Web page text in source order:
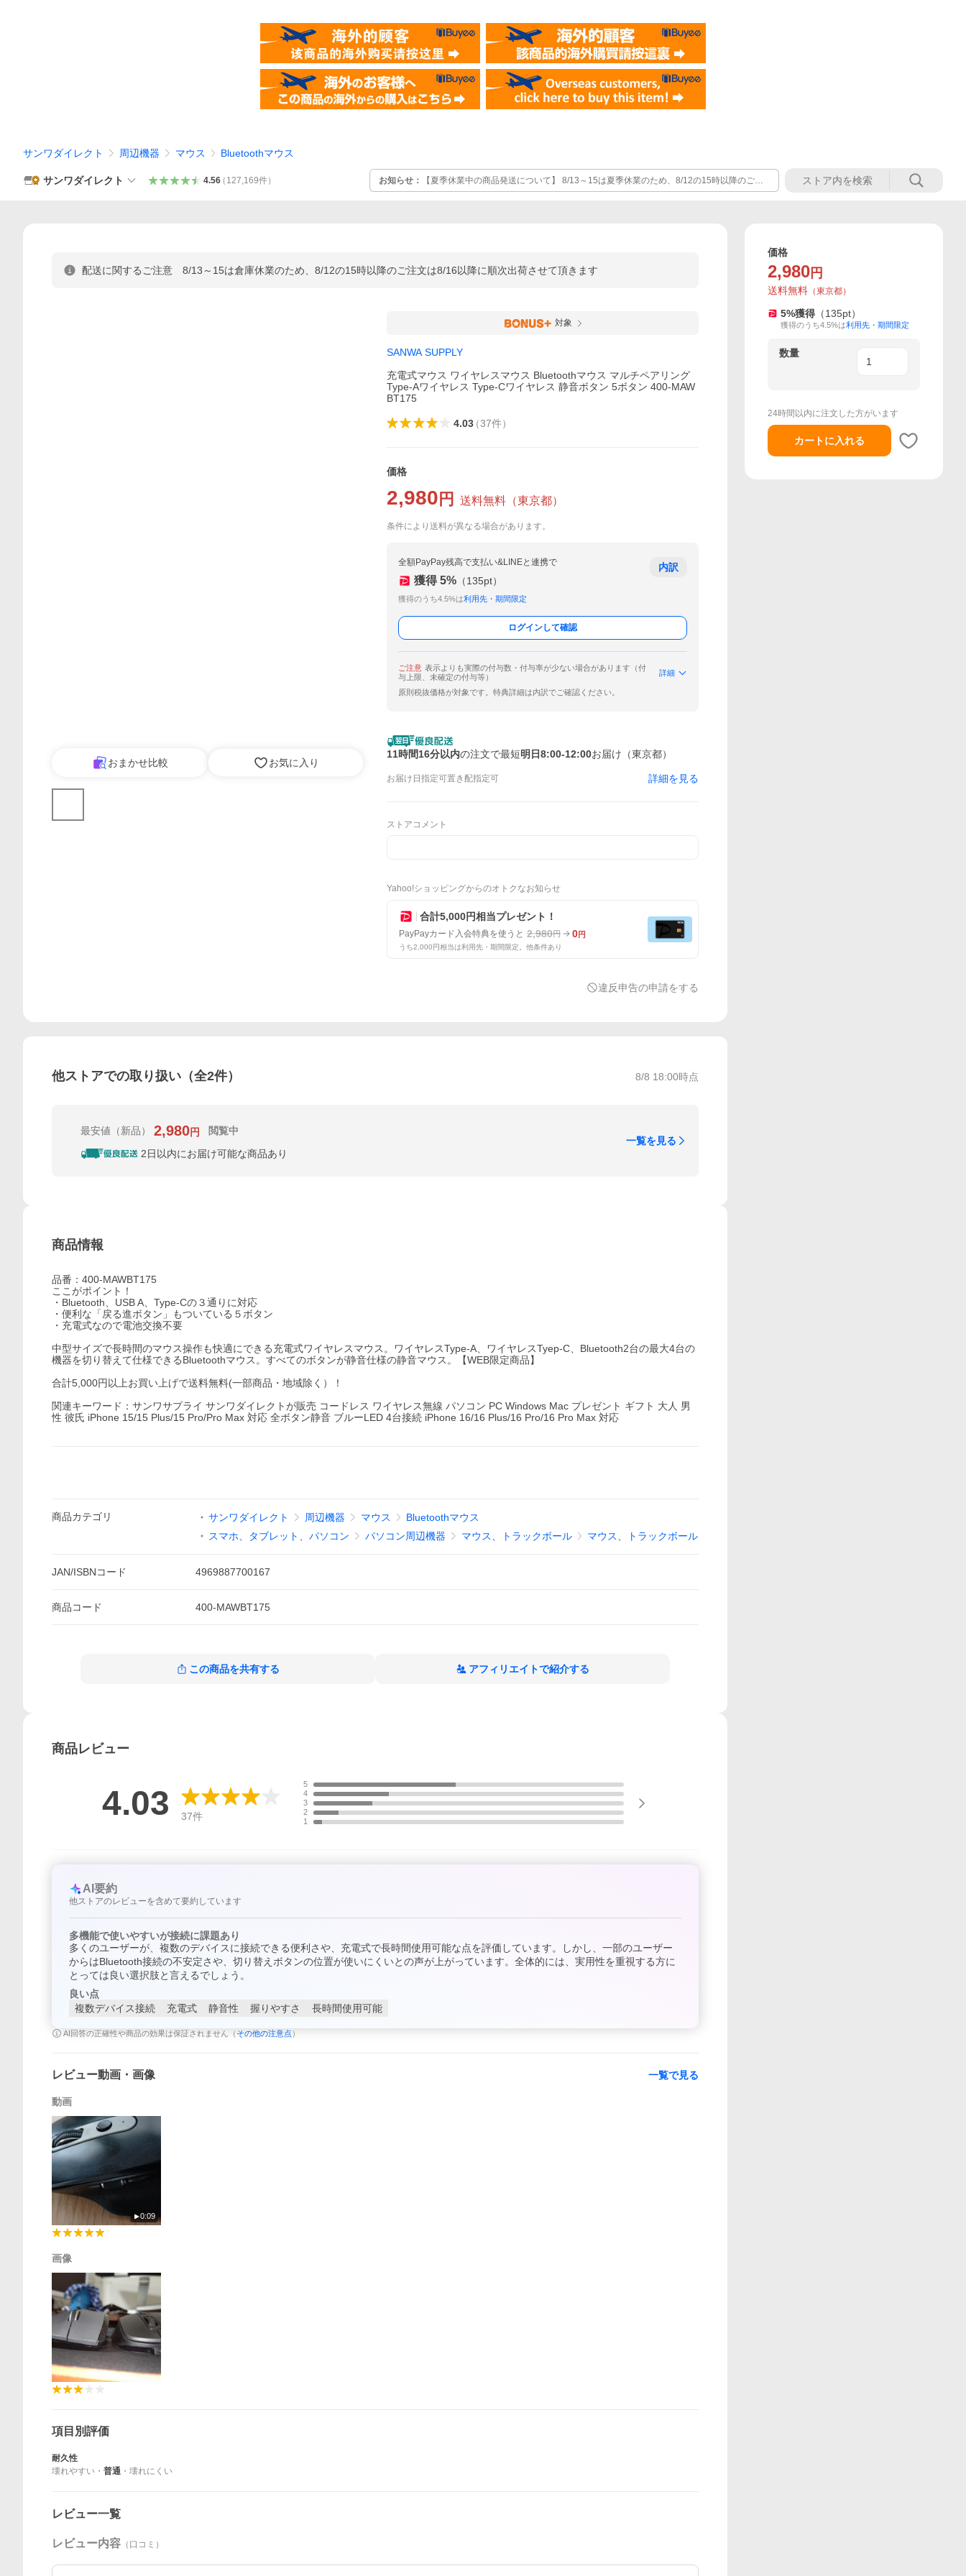
サンワダイレクト 周辺機器 マウス Bluetoothマウス
サンワダイレクト 4.56（ 127,169件） お知らせ：
【夏季休業中の商品発送について】 8/13～15は夏季休業のため、8/12の15時以降のご注
文は、8/16以降に順次出荷させて頂きます 何卒ご了承くださいますようお願い申し上げます。
配送に関するご注意 8/13～15は倉庫休業のため、8/12の15時以降のご注文は8/16以降に順次出荷させて頂きます
おまかせ比較 お気に入り
対象
SANWA SUPPLY
充電式マウス ワイヤレスマウス Bluetoothマウス マルチペアリング
Type-Aワイヤレス Type-Cワイヤレス 静音ボタン 5ボタン 400-MAW
BT175
4.03（37件）
価格
2,980 円 送料無料 （東京都）
条件により送料が異なる場合があります。
全額PayPay残高で支払い&LINEと連携で
獲得 5% （135pt）
獲得のうち4.5%は利用先・期間限定
内訳
ログインして確認
ご注意 表示よりも実際の付与数・付与率が少ない場合があります（付
与上限、未確定の付与等）
詳細
原則税抜価格が対象です。特典詳細は内訳でご確認ください。
11時間16分以内の注文で最短明日8:00-12:00お届け（東京都）
お届け日指定可置き配指定可 詳細を見る
ストアコメント
Yahoo!ショッピングからのオトクなお知らせ
合計5,000円相当プレゼント！
PayPayカード入会特典を使うと 2,980円 0円
うち2,000円相当は利用先・期間限定。他条件あり
違反申告の申請をする
他ストアでの取り扱い（全2件） 8/8 18:00時点
最安値 （新品） 2,980円
閲覧中
2日以内にお届け可能な商品あり
一覧を見る
商品情報
品番：400-MAWBT175
ここがポイント！
・Bluetooth、USB A、Type-Cの３通りに対応
・便利な「戻る進ボタン」もついている５ボタン
・充電式なので電池交換不要
中型サイズで長時間のマウス操作も快適にできる充電式ワイヤレスマウス。ワイヤレスType-A、ワイヤレスTyep-C、Bluetooth2台の最大4台の
機器を切り替えて仕様できるBluetoothマウス。すべてのボタンが静音仕様の静音マウス。【WEB限定商品】
合計5,000円以上お買い上げで送料無料(一部商品・地域除く）！
関連キーワード：サンワサプライ サンワダイレクトが販売 コードレス ワイヤレス無線 パソコン PC Windows Mac プレゼント ギフト 大人 男
性 彼氏 iPhone 15/15 Plus/15 Pro/Pro Max 対応 全ボタン静音 ブルーLED 4台接続 iPhone 16/16 Plus/16 Pro/16 Pro Max 対応
商品カテゴリ サンワダイレクト 周辺機器 マウス
Bluetoothマウス
スマホ、タブレット、パソコン
パソコン周辺機器 マウス、トラックボール マウス、トラックボール
JAN/ISBNコード 4969887700167
商品コード 400-MAWBT175
この商品を共有する アフィリエイトで紹介する
商品レビュー
4.03 37件
5
4
3
2
1
AI要約
他ストアのレビューを含めて要約しています
多機能で使いやすいが接続に課題あり
多くのユーザーが、複数のデバイスに接続できる便利さや、充電式で長時間使用可能な点を評価しています。しかし、一部のユーザー
からはBluetooth接続の不安定さや、切り替えボタンの位置が使いにくいとの声が上がっています。全体的には、実用性を重視する方に
とっては良い選択肢と言えるでしょう。
良い点
複数デバイス接続
充電式 静音性 握りやすさ 長時間使用可能
AI回答の正確性や商品の効果は保証されません（ その他の注意点 ）
レビュー動画・画像 一覧で見る
動画
0:09
画像
項目別評価
耐久性
壊れやすい ・ 普通 ・ 壊れにくい
レビュー一覧
レビュー内容 （口コミ）
価格
2,980 円
送料無料 （東京都）
5%獲得 （135pt）
獲得のうち4.5%は利用先・期間限定
数量
24時間以内に注文した方がいます
カートに入れる